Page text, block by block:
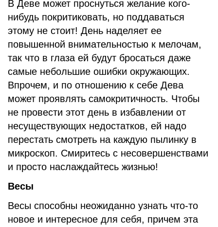
В Деве может проснуться желание кого-
нибудь покритиковать, но поддаваться
этому не стоит! День наделяет ее
повышенной внимательностью к мелочам,
так что в глаза ей будут бросаться даже
самые небольшие ошибки окружающих.
Впрочем, и по отношению к себе Дева
может проявлять самокритичность. Чтобы
не провести этот день в избавлении от
несуществующих недостатков, ей надо
перестать смотреть на каждую пылинку в
микроскоп. Смиритесь с несовершенствами
и просто наслаждайтесь жизнью!
Весы
Весы способны неожиданно узнать что-то
новое и интересное для себя, причем эта